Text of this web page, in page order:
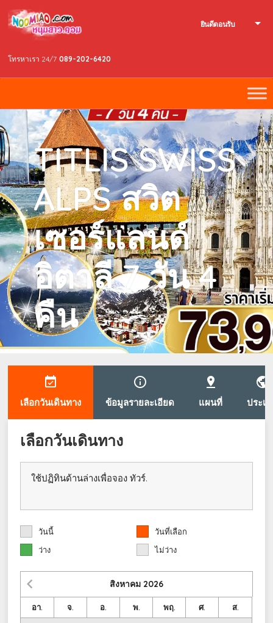
โทรหาเรา 24/7 089-202-6420
ยินดีตอนรับ
TITLIS SWISS
ALPS สวิต
เซอร์แลนด์
อิตาลี 7 วัน 4
คืน
event_available
เลือกวันเดินทาง
info_outline
ข้อมูลรายละเอียด
pin_drop
แผนที่
public
ประเ
เลือกวันเดินทาง
ใช้ปฏิทินด้านล่างเพื่อจอง ทัวร์.
วันนี้
วันที่เลือก
ว่าง
ไม่ว่าง
สิงหาคม 2026
อา. จ. อ. พ. พฤ. ศ. ส.